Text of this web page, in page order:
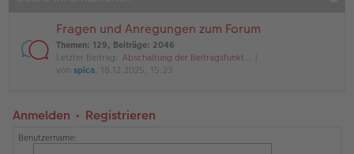
Fragen und Anregungen zum Forum
Themen: 129, Beiträge: 2046
Letzter Beitrag: Abschaltung der Beitragsfunkt…
von spica, 18.12.2025, 15:23
Anmelden • Registrieren
Benutzername: